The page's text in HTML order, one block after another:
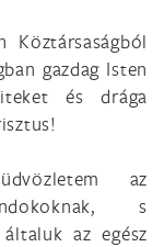
Köztársaságból
gazdag Isten
és drága
az
s
az egész